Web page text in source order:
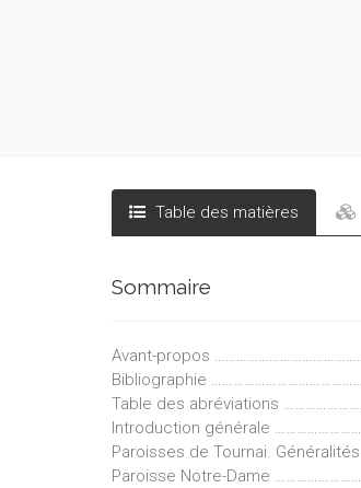
Table des matières
Sommaire
Avant-propos
Bibliographie
Table des abréviations
Introduction générale
Paroisses de Tournai.
Paroisse Notre-Dame